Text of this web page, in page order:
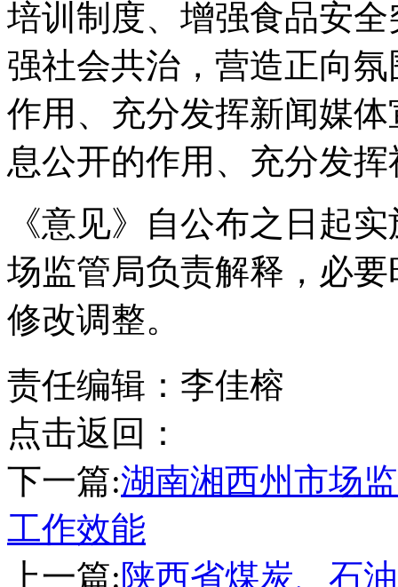
培训制度、增强食品安
强社会共治，营造正向
作用、充分发挥新闻媒
息公开的作用、充分发
《意见》自公布之日起
场监管局负责解释，必
修改调整。
责任编辑：李佳榕
点击返回：
下一篇:湖南湘西州市场
工作效能
上一篇:陕西省煤炭、石